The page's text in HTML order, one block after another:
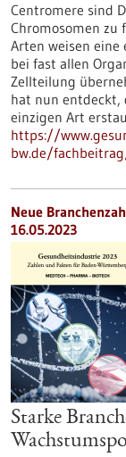
Centromere sind
Chromosomen zu
Arten weisen eine
bei fast allen
Zellteilung
hat nun entdeckt,
einzigen Art
https://
bw.de/
Neue
16.05.2023
Starke